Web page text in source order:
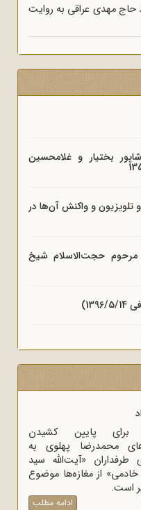
حاج مهدی عراقی به روایت
بختیار و غلامحسین
و تلویزیون و واکنش آن‌ها در
مرحوم حجت‌الاسلام شیخ
برای پایین کشیدن
محمدرضا پهلوی به
طرفداران «آیت‌الله سید
از مغازه‌ها موضوع
است.
ادامه مطلب